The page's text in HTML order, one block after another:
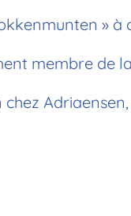
»
membre de
chez